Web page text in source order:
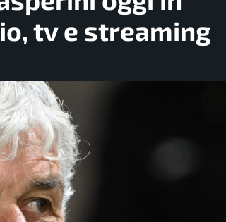
tv e streaming